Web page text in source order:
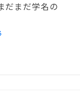
だまだ学名の